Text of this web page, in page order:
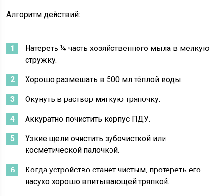
Алгоритм действий:
Натереть ¼ часть хозяйственного мыла в мелкую
стружку.
Хорошо размешать в 500 мл тёплой воды.
Окунуть в раствор мягкую тряпочку.
Аккуратно почистить корпус ПДУ.
Узкие щели очистить зубочисткой или
косметической палочкой.
Когда устройство станет чистым, протереть его
насухо хорошо впитывающей тряпкой.